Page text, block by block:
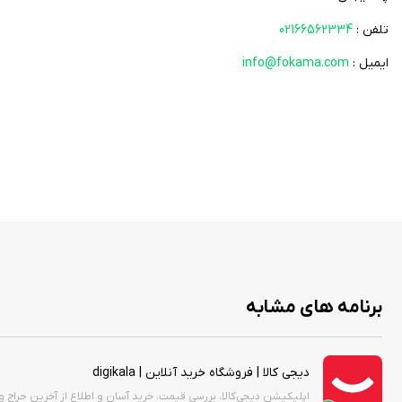
تلفن : 02166562334
ایمیل : info@fokama.com
برنامه های مشابه
دیجی کالا | فروشگاه خرید آنلاین | digikala
اپلیکیشن دیجی‌کالا، بررسی قیمت‌، خرید آسان و اطلاع از آخرین